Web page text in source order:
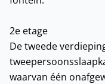
2e etage
De tweede
waarvan één